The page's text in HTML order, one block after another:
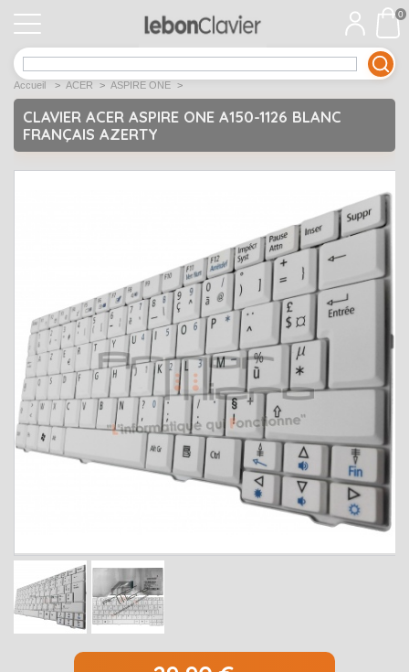
APPLE 1
Open submenu
ACER 12
Open submenu
ASUS
Open submenu
2
Open submenu
FUJITSU SIEMENS 2
Open submenu
HP 17
Open submenu
LENOVO Open submenu
MEDION 2
Open submenu
Open submenu
4
Open submenu
SAMSUNG
SONY
0
Accueil > ACER > ASPIRE ONE >
CLAVIER ACER ASPIRE ONE A150-1126 BLANC
FRANÇAIS AZERTY